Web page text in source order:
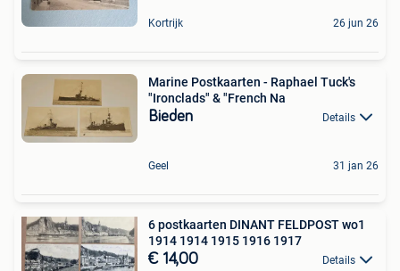
Kortrijk 26 jun 26
Marine Postkaarten - Raphael Tuck's
"Ironclads" & "French Na
Bieden Details
Geel 31 jan 26
6 postkaarten DINANT FELDPOST wo1
1914 1914 1915 1916 1917
€ 14,00 Details